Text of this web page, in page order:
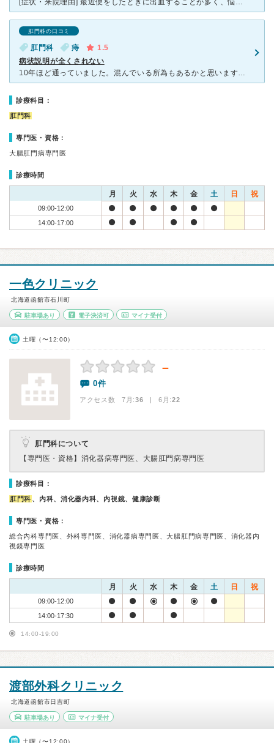
[症状・来院理由] 最近便をしたときに出血することが多く、悩まされていました。昔からこのような状態がでていたので放っておくことがおおかったのですが、痔だと思っていたら大腸がんが隠れているケースもある
肛門科の口コミ
肛門科 痔
1.5
病状説明が全くされない
10年ほど通っていました。混んでいる所為もあるかと思いますが、とにかくほぼ説明がないのが特徴です。 数人分の仕切られたブースに患者が寝かされ、そこに先生がやってきて診察して去る、という形式です。
診療科目：
肛門科
専門医・資格：
大腸肛門病専門医
診療時間
月 火 水 木 金 土 日 祝
09:00-12:00
14:00-17:00
一色クリニック
北海道函館市石川町
駐車場あり 電子決済可 マイナ受付
土曜（〜12:00）
－
0件
アクセス数 7月:36 | 6月:22
肛門科について
【専門医・資格】 消化器病専門医、大腸肛門病専門医
診療科目：
肛門科 、内科、消化器内科、内視鏡、健康診断
専門医・資格：
総合内科専門医、外科専門医、消化器病専門医、大腸肛門病専門医、消化器内
視鏡専門医
診療時間
月 火 水 木 金 土 日 祝
09:00-12:00
14:00-17:30
14:00-19:00
渡部外科クリニック
北海道函館市日吉町
駐車場あり マイナ受付
土曜（〜12:00）